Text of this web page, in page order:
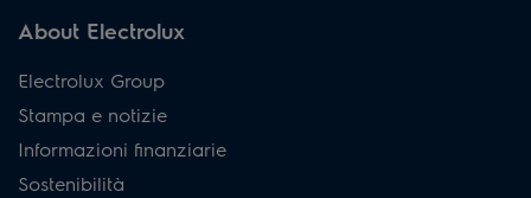
About Electrolux
Electrolux Group
Stampa e notizie
Informazioni finanziarie
Sostenibilità